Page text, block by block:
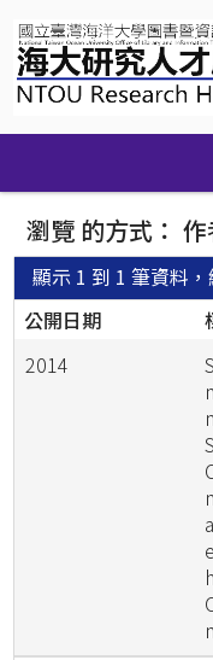
navigation
瀏覽 的方式： 作
顯示 1 到 1 筆資料
公開日期
2014